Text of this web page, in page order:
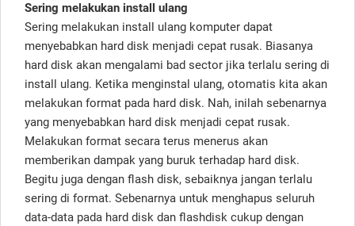
Sering melakukan install ulang
Sering melakukan install ulang komputer dapat
menyebabkan hard disk menjadi cepat rusak. Biasanya
hard disk akan mengalami bad sector jika terlalu sering di
install ulang. Ketika menginstal ulang, otomatis kita akan
melakukan format pada hard disk. Nah, inilah sebenarnya
yang menyebabkan hard disk menjadi cepat rusak.
Melakukan format secara terus menerus akan
memberikan dampak yang buruk terhadap hard disk.
Begitu juga dengan flash disk, sebaiknya jangan terlalu
sering di format. Sebenarnya untuk menghapus seluruh
data-data pada hard disk dan flashdisk cukup dengan